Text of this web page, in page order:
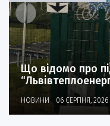
Що відомо про
НОВИНИ 06 СЕРПНЯ, 2026